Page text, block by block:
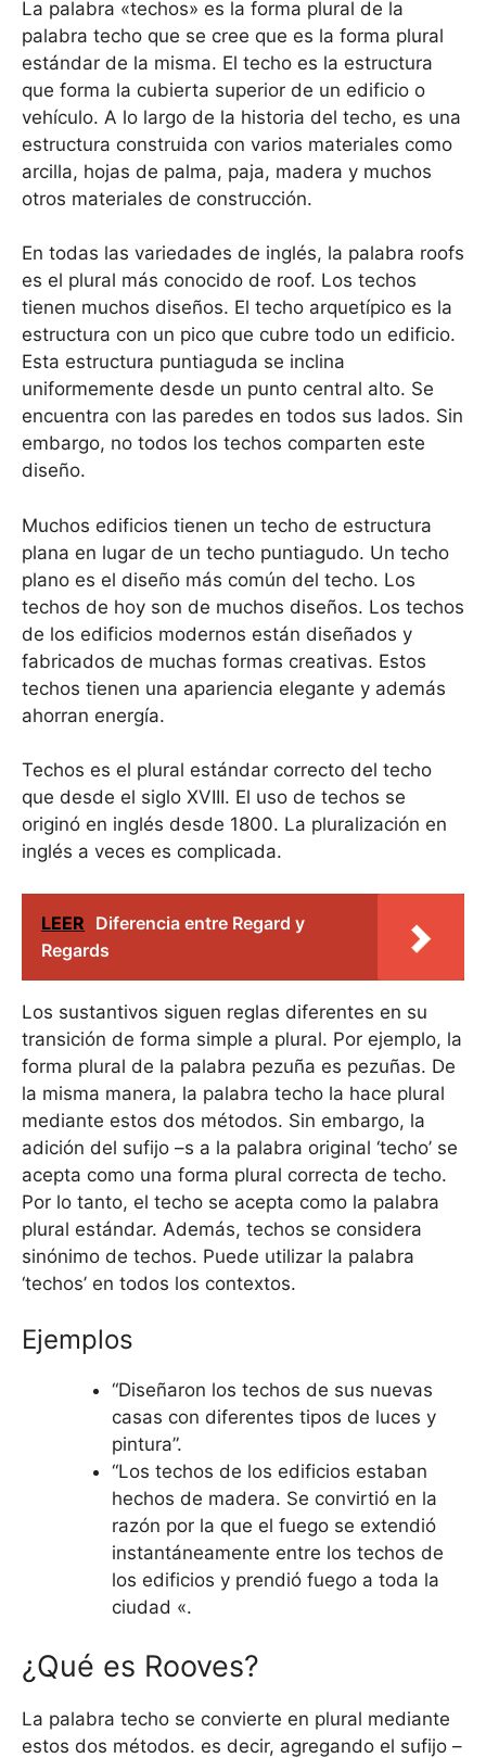
La palabra «techos» es la forma plural de la
palabra techo que se cree que es la forma plural
estándar de la misma. El techo es la estructura
que forma la cubierta superior de un edificio o
vehículo. A lo largo de la historia del techo, es una
estructura construida con varios materiales como
arcilla, hojas de palma, paja, madera y muchos
otros materiales de construcción.
En todas las variedades de inglés, la palabra roofs
es el plural más conocido de roof. Los techos
tienen muchos diseños. El techo arquetípico es la
estructura con un pico que cubre todo un edificio.
Esta estructura puntiaguda se inclina
uniformemente desde un punto central alto. Se
encuentra con las paredes en todos sus lados. Sin
embargo, no todos los techos comparten este
diseño.
Muchos edificios tienen un techo de estructura
plana en lugar de un techo puntiagudo. Un techo
plano es el diseño más común del techo. Los
techos de hoy son de muchos diseños. Los techos
de los edificios modernos están diseñados y
fabricados de muchas formas creativas. Estos
techos tienen una apariencia elegante y además
ahorran energía.
Techos es el plural estándar correcto del techo
que desde el siglo XVIII. El uso de techos se
originó en inglés desde 1800. La pluralización en
inglés a veces es complicada.
LEER Diferencia entre Regard y
Regards
Los sustantivos siguen reglas diferentes en su
transición de forma simple a plural. Por ejemplo, la
forma plural de la palabra pezuña es pezuñas. De
la misma manera, la palabra techo la hace plural
mediante estos dos métodos. Sin embargo, la
adición del sufijo –s a la palabra original ‘techo’ se
acepta como una forma plural correcta de techo.
Por lo tanto, el techo se acepta como la palabra
plural estándar. Además, techos se considera
sinónimo de techos. Puede utilizar la palabra
‘techos’ en todos los contextos.
Ejemplos
“Diseñaron los techos de sus nuevas
casas con diferentes tipos de luces y
pintura”.
“Los techos de los edificios estaban
hechos de madera. Se convirtió en la
razón por la que el fuego se extendió
instantáneamente entre los techos de
los edificios y prendió fuego a toda la
ciudad «.
¿Qué es Rooves?
La palabra techo se convierte en plural mediante
estos dos métodos. es decir, agregando el sufijo –